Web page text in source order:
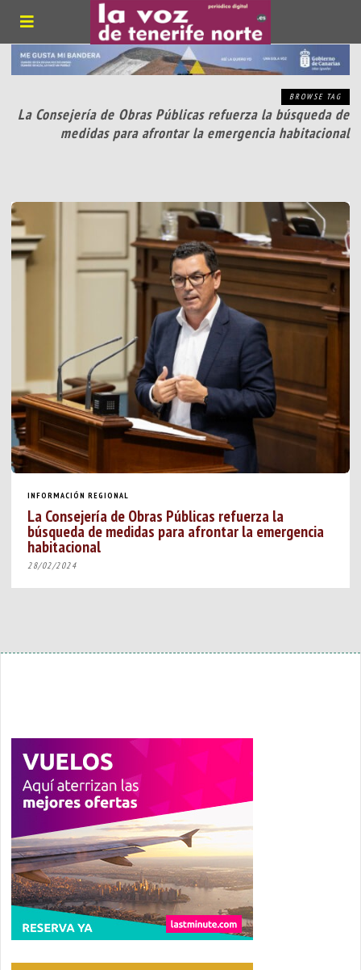
BROWSE TAG
La Consejería de Obras Públicas refuerza la búsqueda de
medidas para afrontar la emergencia habitacional
INFORMACIÓN REGIONAL
La Consejería de Obras Públicas refuerza la
búsqueda de medidas para afrontar la emergencia
habitacional
28/02/2024